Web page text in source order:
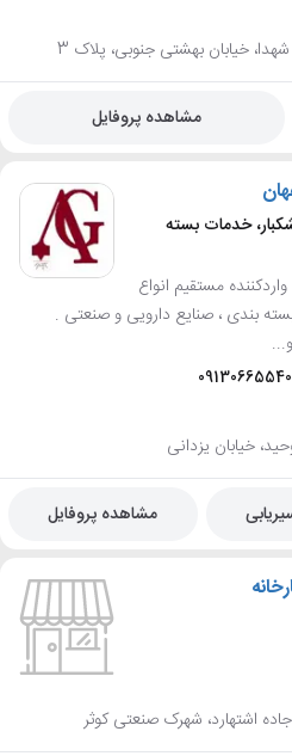
شهدا، خیابان بهشتی جنوبی، پلاک 3
مشاهده پروفایل
خدمات بسته
مستقیم انواع
بندی ، صنایع دارویی و صنعتی .
09130665540
خیابان یزدانی
مشاهده پروفایل
اشتهارد، شهرک صنعتی کوثر